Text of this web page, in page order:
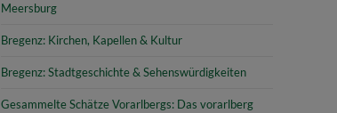
Meersburg
Bregenz: Kirchen, Kapellen & Kultur
Bregenz: Stadtgeschichte & Sehenswürdigkeiten
Gesammelte Schätze Vorarlbergs: Das vorarlberg